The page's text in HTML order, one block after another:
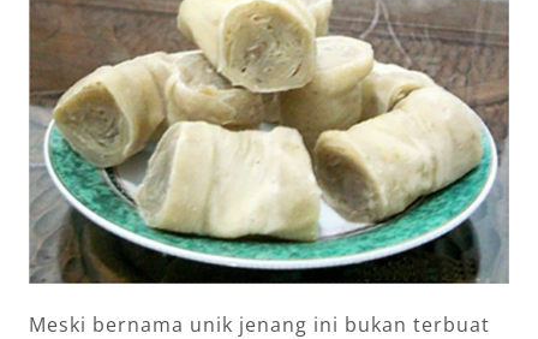
Meski bernama unik jenang ini bukan terbuat